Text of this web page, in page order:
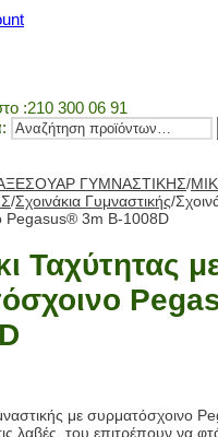
:210 300 06 91
ΓΥΜΝΑΣΤΙΚΗΣ/
/Σχοινάκια Γυμναστικής/
Pegasus® 3m Β-1008D
Ταχύτητας
με συρματόσχοινο
λαβές, του επιτρέπουν να